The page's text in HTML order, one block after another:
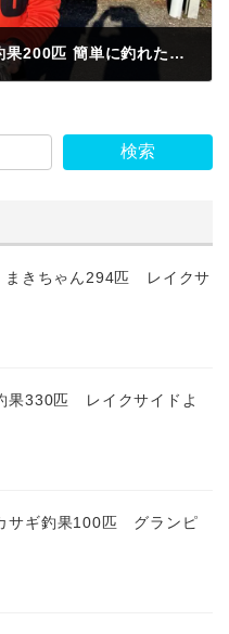
可児市 日比野様 わかさぎ釣果200匹 簡単に釣れたぜ👍
検索
きちゃん294匹 レイクサ
果330匹 レイクサイドよ
サギ釣果100匹 グランピ